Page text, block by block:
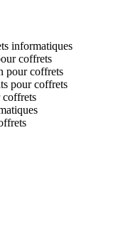
informatiques
coffrets
pour coffrets
pour coffrets
coffrets